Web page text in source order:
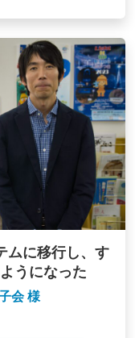
ムに移行し、す
うになった
会 様